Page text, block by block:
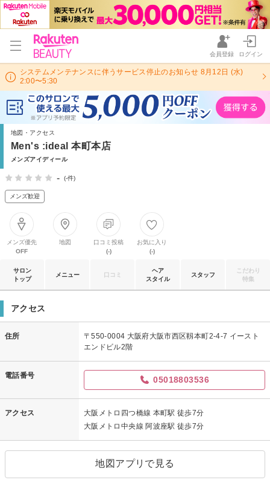
会員登録 ログイン
システムメンテナンスに伴うサービス停止のお知らせ 8月12日 (水)
2:00〜5:30
地図・アクセス
Men's :ideal 本町本店
メンズアイディール
- (-件)
メンズ歓迎
メンズ優先
OFF
地図
口コミ投稿
(-)
お気に入り
(-)
サロン
トップ
メニュー 口コミ
ヘア
スタイル
スタッフ
こだわり
特集
アクセス
住所
〒550-0004 大阪府大阪市西区靱本町2-4-7 イースト
エンドビル2階
電話番号 05018803536
アクセス
大阪メトロ四つ橋線 本町駅 徒歩7分
大阪メトロ中央線 阿波座駅 徒歩7分
地図アプリで見る